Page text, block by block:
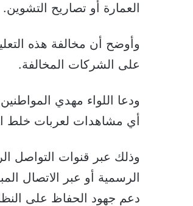
العمارة أو تصاريح التشوين.
وأوضح أن مخالفة هذه
على الشركات المخالفة.
ودعا اللواء مهدي
أي مشاهدات لعربات خلط
وذلك عبر قنوات التواصل
الرسمية أو عبر الاتصال
دعم جهود الحفاظ على